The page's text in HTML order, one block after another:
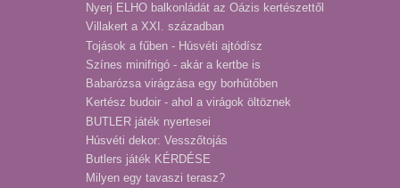
Nyerj ELHO balkonládát az Oázis kertészettől
Villakert a XXI. században
Tojások a fűben - Húsvéti ajtódísz
Színes minifrigó - akár a kertbe is
Babarózsa virágzása egy borhűtőben
Kertész budoir - ahol a virágok öltöznek
BUTLER játék nyertesei
Húsvéti dekor: Vesszőtojás
Butlers játék KÉRDÉSE
Milyen egy tavaszi terasz?